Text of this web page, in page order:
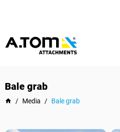
Bale grab
/ Media / Bale grab